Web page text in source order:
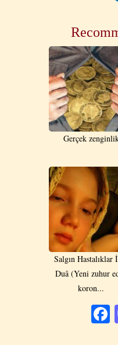
Gerçek
Salgın Hastalıklar
Duâ (Yeni zuhur
koron...